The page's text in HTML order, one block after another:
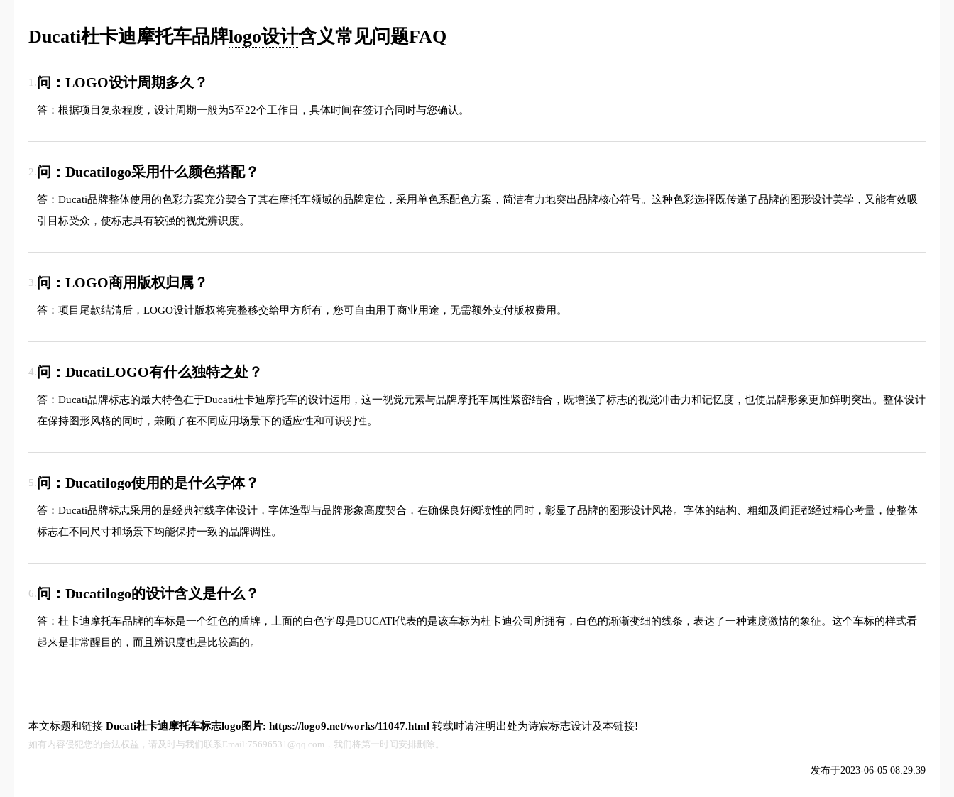
Ducati杜卡迪摩托车品牌logo设计含义常见问题FAQ
1.问：LOGO设计周期多久？
答：根据项目复杂程度，设计周期一般为5至22个工作日，具体时间在签订合同时与您确认。
2.问：Ducatilogo采用什么颜色搭配？
答：Ducati品牌整体使用的色彩方案充分契合了其在摩托车领域的品牌定位，采用单色系配色方案，简洁有力地突出品牌核心符号。这种色彩选择既传递了品牌的图形设计美学，又能有效吸
引目标受众，使标志具有较强的视觉辨识度。
3.问：LOGO商用版权归属？
答：项目尾款结清后，LOGO设计版权将完整移交给甲方所有，您可自由用于商业用途，无需额外支付版权费用。
4.问：DucatiLOGO有什么独特之处？
答：Ducati品牌标志的最大特色在于Ducati杜卡迪摩托车的设计运用，这一视觉元素与品牌摩托车属性紧密结合，既增强了标志的视觉冲击力和记忆度，也使品牌形象更加鲜明突出。整体设计
在保持图形风格的同时，兼顾了在不同应用场景下的适应性和可识别性。
5.问：Ducatilogo使用的是什么字体？
答：Ducati品牌标志采用的是经典衬线字体设计，字体造型与品牌形象高度契合，在确保良好阅读性的同时，彰显了品牌的图形设计风格。字体的结构、粗细及间距都经过精心考量，使整体
标志在不同尺寸和场景下均能保持一致的品牌调性。
6.问：Ducatilogo的设计含义是什么？
答：杜卡迪摩托车品牌的车标是一个红色的盾牌，上面的白色字母是DUCATI代表的是该车标为杜卡迪公司所拥有，白色的渐渐变细的线条，表达了一种速度激情的象征。这个车标的样式看
起来是非常醒目的，而且辨识度也是比较高的。
本文标题和链接 Ducati杜卡迪摩托车标志logo图片: https://logo9.net/works/11047.html 转载时请注明出处为诗宸标志设计及本链接!
如有内容侵犯您的合法权益，请及时与我们联系Email:75696531@qq.com，我们将第一时间安排删除。
发布于2023-06-05 08:29:39